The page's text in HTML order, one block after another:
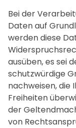
Bei der
Daten auf
werden diese
ausüben, es sei
schutzwürdige
nachweisen, die
Freiheiten
der
von